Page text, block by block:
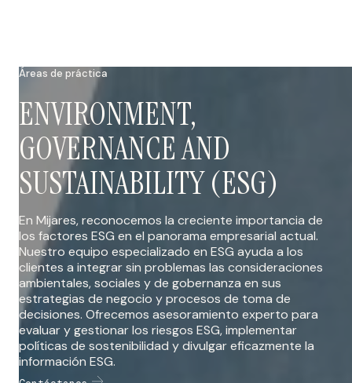
Áreas de práctica
ENVIRONMENT,
GOVERNANCE AND
SUSTAINABILITY (ESG)
En Mijares, reconocemos la creciente importancia de
los factores ESG en el panorama empresarial actual.
Nuestro equipo especializado en ESG ayuda a los
clientes a integrar sin problemas las consideraciones
ambientales, sociales y de gobernanza en sus
estrategias de negocio y procesos de toma de
decisiones. Ofrecemos asesoramiento experto para
evaluar y gestionar los riesgos ESG, implementar
políticas de sostenibilidad y divulgar eficazmente la
información ESG.